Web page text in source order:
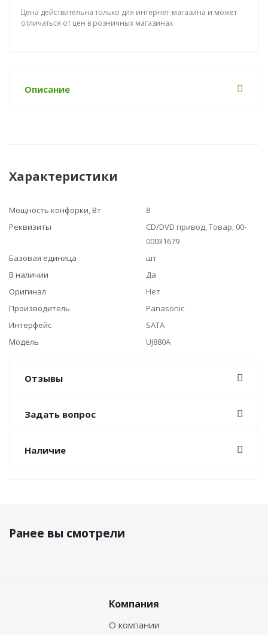
Цена действительна только для интернет-магазина и может
отличаться от цен в розничных магазинах
Описание
Характеристики
Мощность конфорки, Вт
8
Реквизиты
CD/DVD привод, Товар, 00-
00031679
Базовая единица
шт
В наличии
Да
Оригинал
Нет
Производитель
Panasonic
Интерфейс
SATA
Модель
UJ880A
Отзывы
Задать вопрос
Наличие
Ранее вы смотрели
Компания
О компании